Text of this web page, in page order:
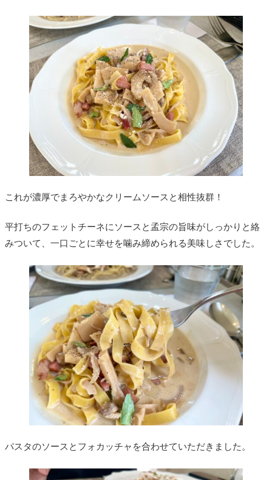
これが濃厚でまろやかなクリームソースと相性抜群！
平打ちのフェットチーネにソースと孟宗の旨味がしっかりと絡
みついて、一口ごとに幸せを噛み締められる美味しさでした。
パスタのソースとフォカッチャを合わせていただきました。